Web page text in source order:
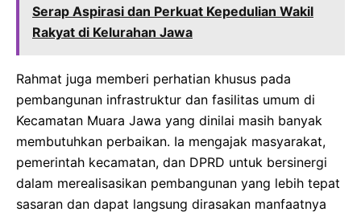
Serap Aspirasi dan Perkuat Kepedulian Wakil
Rakyat di Kelurahan Jawa
Rahmat juga memberi perhatian khusus pada
pembangunan infrastruktur dan fasilitas umum di
Kecamatan Muara Jawa yang dinilai masih banyak
membutuhkan perbaikan. Ia mengajak masyarakat,
pemerintah kecamatan, dan DPRD untuk bersinergi
dalam merealisasikan pembangunan yang lebih tepat
sasaran dan dapat langsung dirasakan manfaatnya